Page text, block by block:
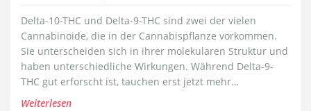
Delta-10-THC und Delta-9-THC sind zwei der vielen
Cannabinoide, die in der Cannabispflanze vorkommen.
Sie unterscheiden sich in ihrer molekularen Struktur und
haben unterschiedliche Wirkungen. Während Delta-9-
THC gut erforscht ist, tauchen erst jetzt mehr
Informationen über Delta-10-THC auf. Dieser Artikel
Weiterlesen